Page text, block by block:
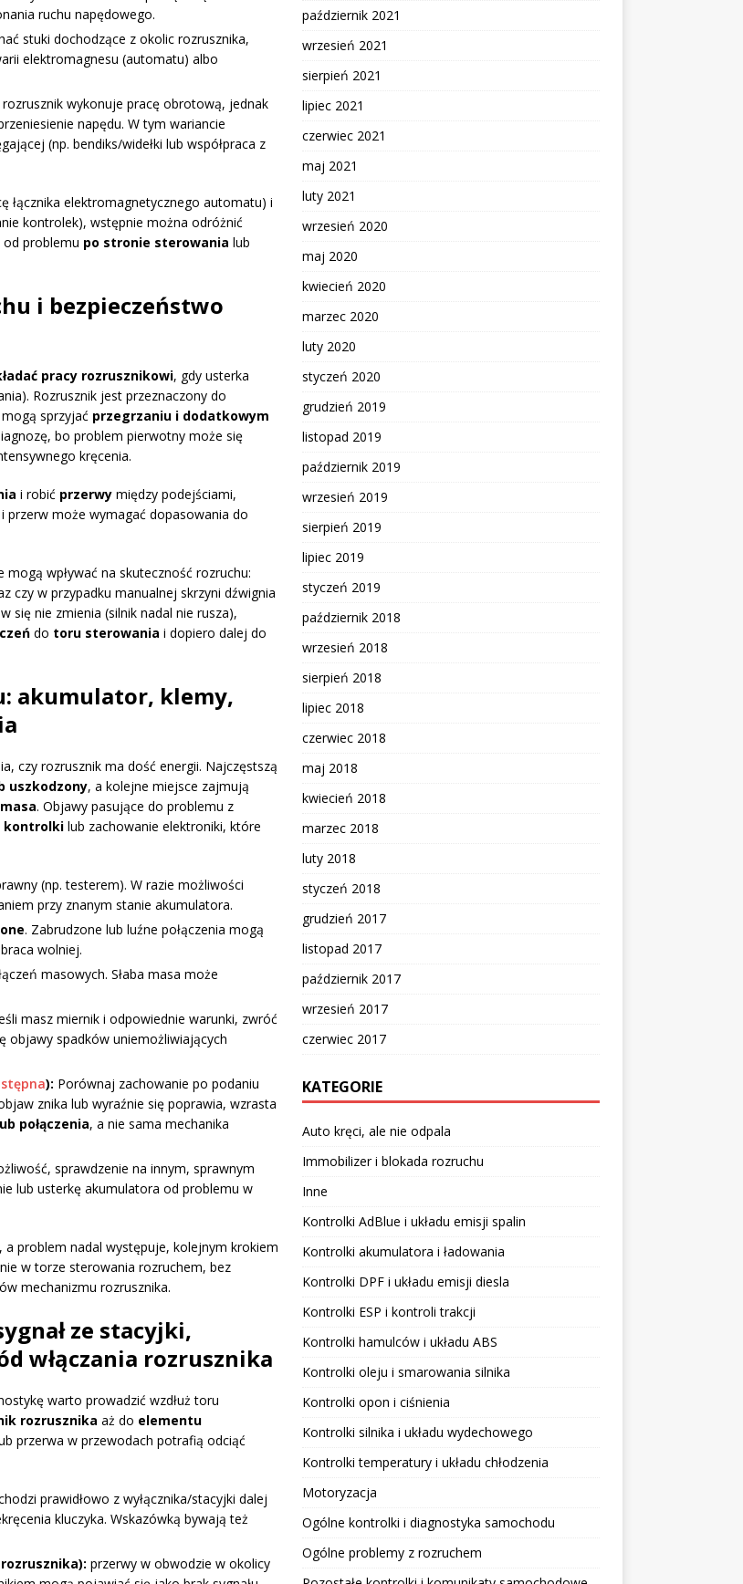
ruchu napędowego.
stuki dochodzące z okolic rozrusznika,
elektromagnesu (automatu) albo
rozrusznik wykonuje pracę obrotową, jednak
napędu. W tym wariancie
(np. bendiks/widełki lub współpraca z
łącznika elektromagnetycznego automatu) i
kontrolek), wstępnie można odróżnić
od problemu po stronie sterowania lub
i bezpieczeństwo
pracy rozrusznikowi, gdy usterka
Rozrusznik jest przeznaczony do
sprzyjać przegrzaniu i dodatkowym
bo problem pierwotny może się
kręcenia.
i robić przerwy między podejściami,
przerw może wymagać dopasowania do
wpływać na skuteczność rozruchu:
czy w przypadku manualnej skrzyni dźwignia
się nie zmienia (silnik nadal nie rusza),
do toru sterowania i dopiero dalej do
akumulator, klemy,
czy rozrusznik ma dość energii. Najczęstszą
uszkodzony, a kolejne miejsce zajmują
. Objawy pasujące do problemu z
kontrolki lub zachowanie elektroniki, które
(np. testerem). W razie możliwości
przy znanym stanie akumulatora.
. Zabrudzone lub luźne połączenia mogą
wolniej.
masowych. Słaba masa może
masz miernik i odpowiednie warunki, zwróć
objawy spadków uniemożliwiających
): Porównaj zachowanie po podaniu
znika lub wyraźnie się poprawia, wzrasta
połączenia, a nie sama mechanika
sprawdzenie na innym, sprawnym
lub usterkę akumulatora od problemu w
problem nadal występuje, kolejnym krokiem
w torze sterowania rozruchem, bez
mechanizmu rozrusznika.
ze stacyjki,
włączania rozrusznika
warto prowadzić wzdłuż toru
rozrusznika aż do elementu
przerwa w przewodach potrafią odciąć
prawidłowo z wyłącznika/stacyjki dalej
kluczyka. Wskazówką bywają też
przerwy w obwodzie w okolicy
październik 2021
wrzesień 2021
sierpień 2021
lipiec 2021
czerwiec 2021
maj 2021
luty 2021
wrzesień 2020
maj 2020
kwiecień 2020
marzec 2020
luty 2020
styczeń 2020
grudzień 2019
listopad 2019
październik 2019
wrzesień 2019
sierpień 2019
lipiec 2019
styczeń 2019
październik 2018
wrzesień 2018
sierpień 2018
lipiec 2018
czerwiec 2018
maj 2018
kwiecień 2018
marzec 2018
luty 2018
styczeń 2018
grudzień 2017
listopad 2017
październik 2017
wrzesień 2017
czerwiec 2017
KATEGORIE
Auto kręci, ale nie odpala
Immobilizer i blokada rozruchu
Inne
Kontrolki AdBlue i układu emisji spalin
Kontrolki akumulatora i ładowania
Kontrolki DPF i układu emisji diesla
Kontrolki ESP i kontroli trakcji
Kontrolki hamulców i układu ABS
Kontrolki oleju i smarowania silnika
Kontrolki opon i ciśnienia
Kontrolki silnika i układu wydechowego
Kontrolki temperatury i układu chłodzenia
Motoryzacja
Ogólne kontrolki i diagnostyka samochodu
Ogólne problemy z rozruchem